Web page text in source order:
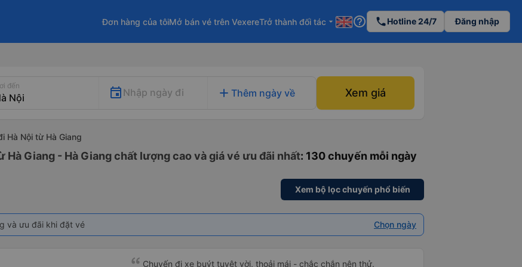
Đơn hàng của tôiMở bán vé trên VexereTrở thành đối tác arrow_drop_down help_outline phoneHotline 24/7 Đăng nhập
đến
Nhập ngày đi add Thêm ngày về Xem giá
Hà Nội từ Hà Giang
Hà Giang - Hà Giang chất lượng cao và giá vé ưu đãi nhất: 130 chuyến mỗi ngày
Xem bộ lọc chuyến phổ biến
và ưu đãi khi đặt vé Chọn ngày
Chuyến đi xe buýt tuyệt vời, thoải mái - chắc chắn nên thử.